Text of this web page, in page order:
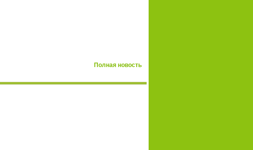
Полная новость